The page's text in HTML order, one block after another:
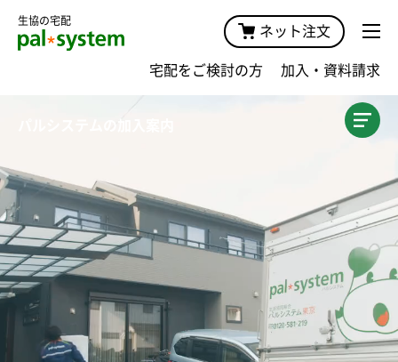
宅配サービスガイド・手数料
キャンペーン
おためしプラン
おためし宅配
おためしセット
生協の宅配
ネット注文
宅配をご検討の方 加入・資料請求